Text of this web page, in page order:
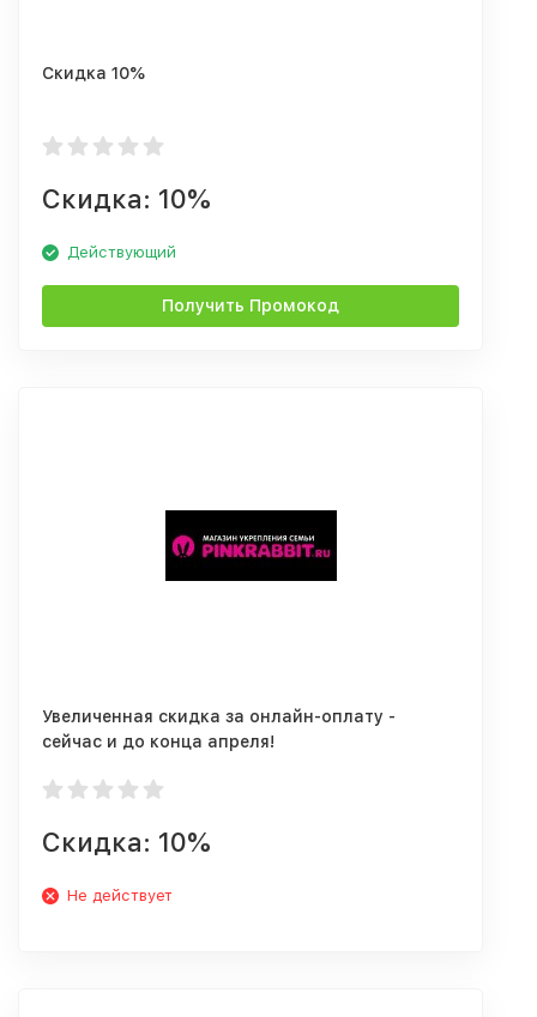
Скидка 10%
Скидка: 10%
Действующий
Получить Промокод
Увеличенная скидка за онлайн-оплату -
сейчас и до конца апреля!
Скидка: 10%
Не действует